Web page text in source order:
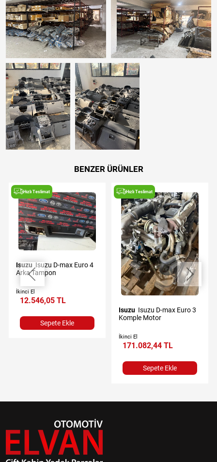
BENZER ÜRÜNLER
Hızlı Teslimat
Isuzu
Arka Tampon
İkinci El
12.546,05 TL
Sepete Ekle
Hızlı Teslimat
Isuzu
Komple Motor
İkinci El
171.082,44 TL
Sepete Ekle